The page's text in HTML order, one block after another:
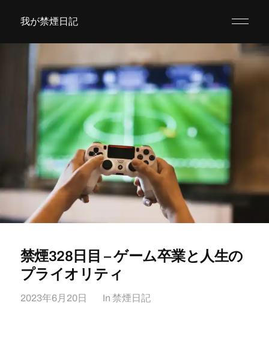
我が禁煙日記
禁煙328日目 – ゲーム卒業と人生の
プライオリティ
2023年6月20日 In 禁煙日記